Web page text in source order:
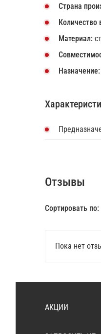
Страна
Количество
Материал:
Назначение:
Отзывы
Сортировать по:
Пока нет
АКЦИИ